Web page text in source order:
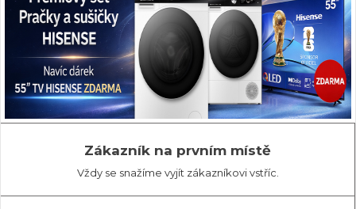
Zákazník na prvním místě
Vždy se snažíme vyjít zákazníkovi vstříc.